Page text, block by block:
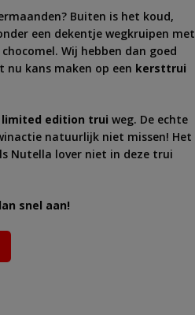
Buiten is het koud,
een dekentje wegkruipen met
Wij hebben dan goed
nu kans maken op een kersttrui
limited edition trui weg. De echte
natuurlijk niet missen! Het
Nutella lover niet in deze trui
snel aan!